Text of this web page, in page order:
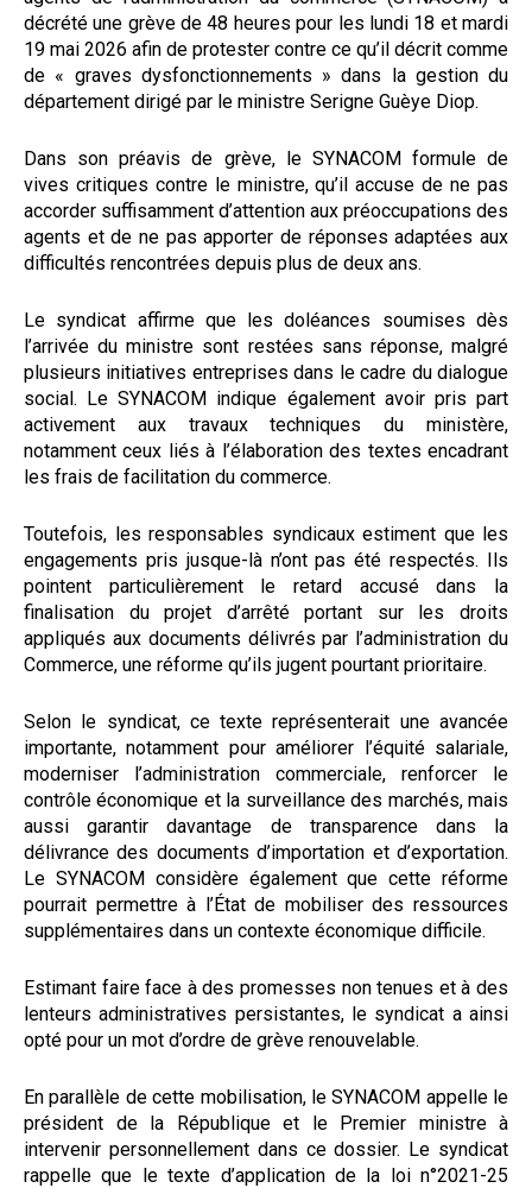
décrété une grève de 48 heures pour les lundi 18 et mardi
19 mai 2026 afin de protester contre ce qu’il décrit comme
de « graves dysfonctionnements » dans la gestion du
département dirigé par le ministre Serigne Guèye Diop.
Dans son préavis de grève, le SYNACOM formule de
vives critiques contre le ministre, qu’il accuse de ne pas
accorder suffisamment d’attention aux préoccupations des
agents et de ne pas apporter de réponses adaptées aux
difficultés rencontrées depuis plus de deux ans.
Le syndicat affirme que les doléances soumises dès
l’arrivée du ministre sont restées sans réponse, malgré
plusieurs initiatives entreprises dans le cadre du dialogue
social. Le SYNACOM indique également avoir pris part
activement aux travaux techniques du ministère,
notamment ceux liés à l’élaboration des textes encadrant
les frais de facilitation du commerce.
Toutefois, les responsables syndicaux estiment que les
engagements pris jusque-là n’ont pas été respectés. Ils
pointent particulièrement le retard accusé dans la
finalisation du projet d’arrêté portant sur les droits
appliqués aux documents délivrés par l’administration du
Commerce, une réforme qu’ils jugent pourtant prioritaire.
Selon le syndicat, ce texte représenterait une avancée
importante, notamment pour améliorer l’équité salariale,
moderniser l’administration commerciale, renforcer le
contrôle économique et la surveillance des marchés, mais
aussi garantir davantage de transparence dans la
délivrance des documents d’importation et d’exportation.
Le SYNACOM considère également que cette réforme
pourrait permettre à l’État de mobiliser des ressources
supplémentaires dans un contexte économique difficile.
Estimant faire face à des promesses non tenues et à des
lenteurs administratives persistantes, le syndicat a ainsi
opté pour un mot d’ordre de grève renouvelable.
En parallèle de cette mobilisation, le SYNACOM appelle le
président de la République et le Premier ministre à
intervenir personnellement dans ce dossier. Le syndicat
rappelle que le texte d’application de la loi n°2021-25